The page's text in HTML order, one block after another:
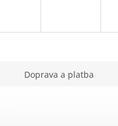
Doprava a platba